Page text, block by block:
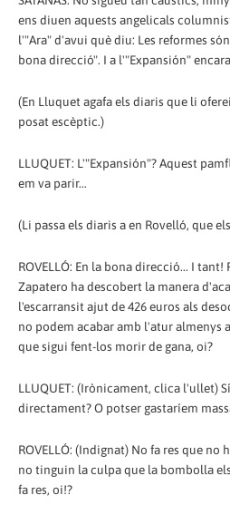
ens diuen aquests angelicals
l'"Ara" d'avui què diu: Les reformes
bona direcció". I a l'"Expansión"
(En Lluquet agafa els diaris que li
posat escèptic.)
LLUQUET: L'"Expansión"? Aquest
em va parir...
(Li passa els diaris a en Rovelló, que
ROVELLÓ: En la bona direcció... I
Zapatero ha descobert la manera
l'escarransit ajut de 426 euros als
no podem acabar amb l'atur almenys
que sigui fent-los morir de gana, oi?
LLUQUET: (Irònicament, clica l'ullet)
directament? O potser gastaríem
ROVELLÓ: (Indignat) No fa res que no
no tinguin la culpa que la bombolla
fa res, oi!?